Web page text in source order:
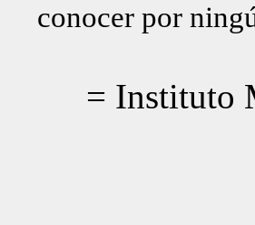
conocer por
= Instituto